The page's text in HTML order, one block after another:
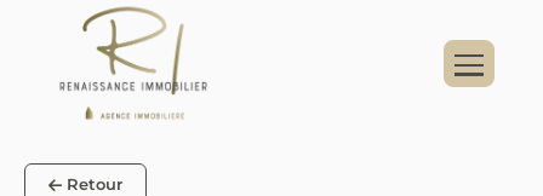
Retour
Panneau de gestion des cookies